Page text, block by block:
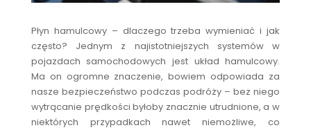
Płyn hamulcowy – dlaczego trzeba wymieniać i jak
często? Jednym z najistotniejszych systemów w
pojazdach samochodowych jest układ hamulcowy.
Ma on ogromne znaczenie, bowiem odpowiada za
nasze bezpieczeństwo podczas podróży – bez niego
wytrącanie prędkości byłoby znacznie utrudnione, a w
niektórych przypadkach nawet niemożliwe, co